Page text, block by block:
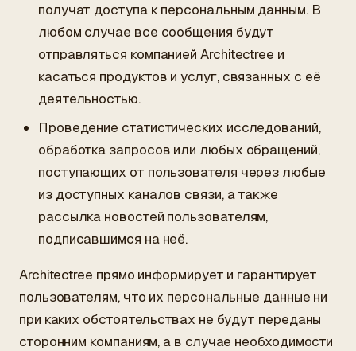
получат доступа к персональным данным. В
любом случае все сообщения будут
отправляться компанией Architectree и
касаться продуктов и услуг, связанных с её
деятельностью.
Проведение статистических исследований,
обработка запросов или любых обращений,
поступающих от пользователя через любые
из доступных каналов связи, а также
рассылка новостей пользователям,
подписавшимся на неё.
Architectree прямо информирует и гарантирует
пользователям, что их персональные данные ни
при каких обстоятельствах не будут переданы
сторонним компаниям, а в случае необходимости